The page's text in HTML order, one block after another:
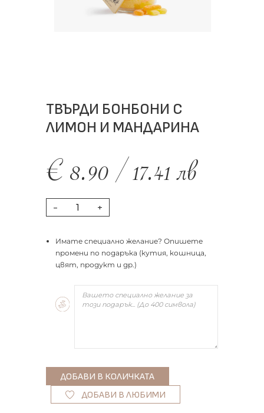
ТВЪРДИ БОНБОНИ С
ЛИМОН И МАНДАРИНА
€8.90/17.41лв
- +
Имате специално желание? Опишете
промени по подаръка (кутия, кошница,
цвят, продукт и др.)
ДОБАВИ В ЛЮБИМИ